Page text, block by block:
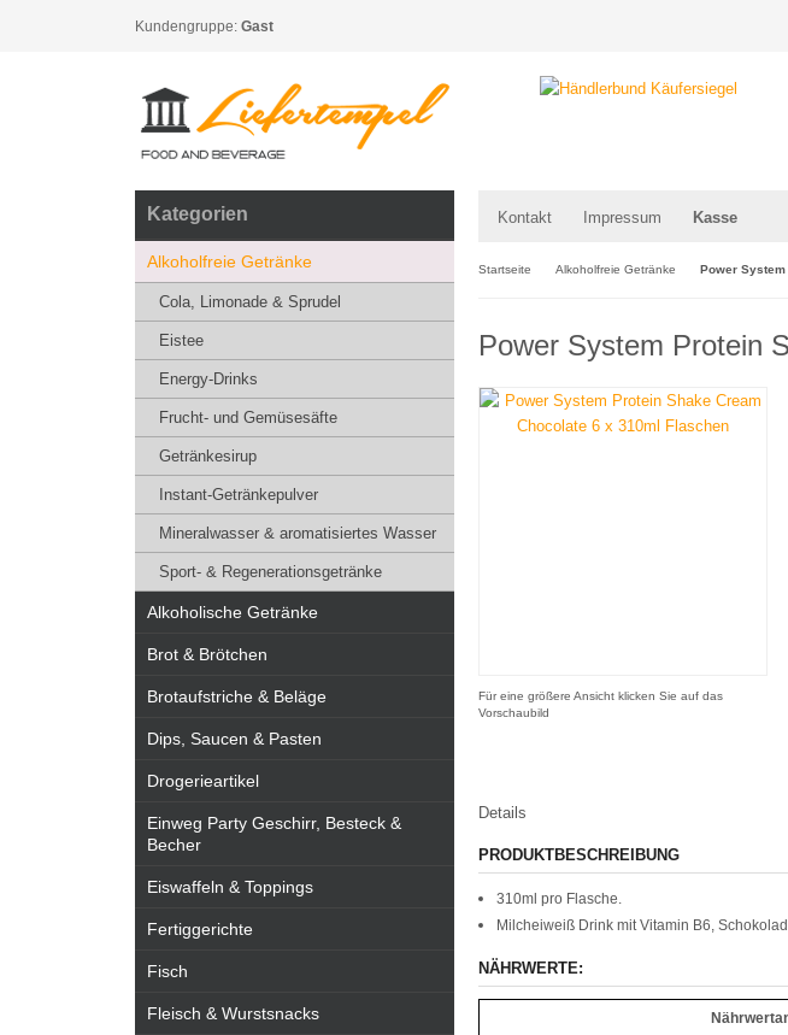
Kundengruppe: Gast
Kontakt Impressum Kasse
Startseite Alkoholfreie Getränke Power
Power System Protein
Für eine größere Ansicht klicken Sie auf das
Vorschaubild
Details
PRODUKTBESCHREIBUNG
310ml pro Flasche.
Milcheiweiß Drink mit Vitamin B6,
NÄHRWERTE:
Kategorien
Alkoholfreie Getränke
Cola, Limonade & Sprudel
Eistee
Energy-Drinks
Frucht- und Gemüsesäfte
Getränkesirup
Instant-Getränkepulver
Mineralwasser & aromatisiertes Wasser
Sport- & Regenerationsgetränke
Alkoholische Getränke
Brot & Brötchen
Brotaufstriche & Beläge
Dips, Saucen & Pasten
Drogerieartikel
Einweg Party Geschirr, Besteck &
Becher
Eiswaffeln & Toppings
Fertiggerichte
Fisch
Fleisch & Wurstsnacks